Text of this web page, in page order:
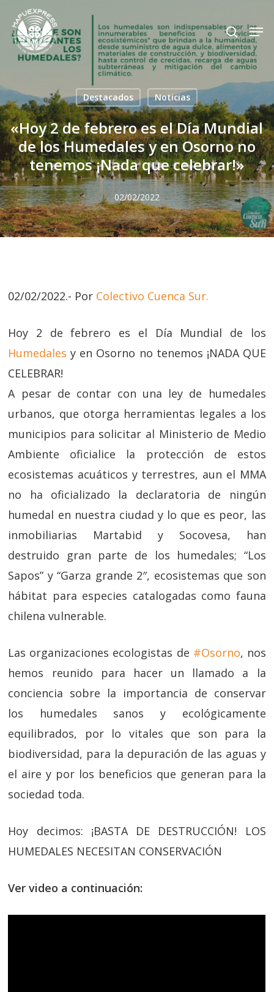
main
search
Destacados Noticias
«Hoy 2 de febrero es el Día Mundial
de los Humedales y en Osorno no
tenemos ¡Nada que celebrar!»
02/02/2022
02/02/2022.- Por Colectivo Cuenca Sur.
Hoy 2 de febrero es el Día Mundial de los
Humedales y en Osorno no tenemos ¡NADA QUE
CELEBRAR!
A pesar de contar con una ley de humedales
urbanos, que otorga herramientas legales a los
municipios para solicitar al Ministerio de Medio
Ambiente oficialice la protección de estos
ecosistemas acuáticos y terrestres, aun el MMA
no ha oficializado la declaratoria de ningún
humedal en nuestra ciudad y lo que es peor, las
inmobiliarias Martabid y Socovesa, han
destruido gran parte de los humedales; “Los
Sapos” y “Garza grande 2″, ecosistemas que son
hábitat para especies catalogadas como fauna
chilena vulnerable.
Las organizaciones ecologistas de #Osorno, nos
hemos reunido para hacer un llamado a la
conciencia sobre la importancia de conservar
los humedales sanos y ecológicamente
equilibrados, por lo vitales que son para la
biodiversidad, para la depuración de las aguas y
el aire y por los beneficios que generan para la
sociedad toda.
Hoy decimos: ¡BASTA DE DESTRUCCIÓN! LOS
HUMEDALES NECESITAN CONSERVACIÓN
Ver video a continuación:
Close
Menu